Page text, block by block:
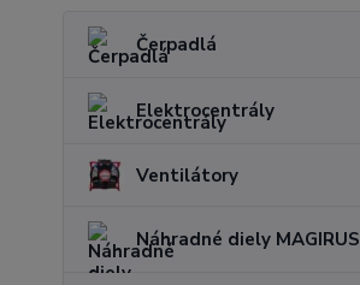
Čerpadlá
Elektrocentrály
Ventilátory
Náhradné diely MAGIRUS